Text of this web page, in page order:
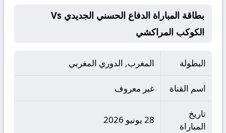
بطاقة المباراة الدفاع الحسني الجديدي Vs
الكوكب المراكشي
البطولة المغرب, الدوري المغربي
اسم القناة غير معروف
تاريخ
المباراة
28 يونيو 2026